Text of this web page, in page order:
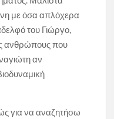
με όσα απλόχερα
του Γιώργο,
ανθρώπους που
αν
για να αναζητήσω